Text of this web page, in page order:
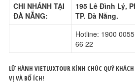
CHI NHÁNH TẠI
ĐÀ NẴNG:
195 Lê Đình Lý,
TP. Đà Nẵng.
Hotline: 1900
66 22
LỮ HÀNH VIETLUXTOUR KÍNH CHÚC QUÝ
VỊ VÀ BỔ ÍCH!